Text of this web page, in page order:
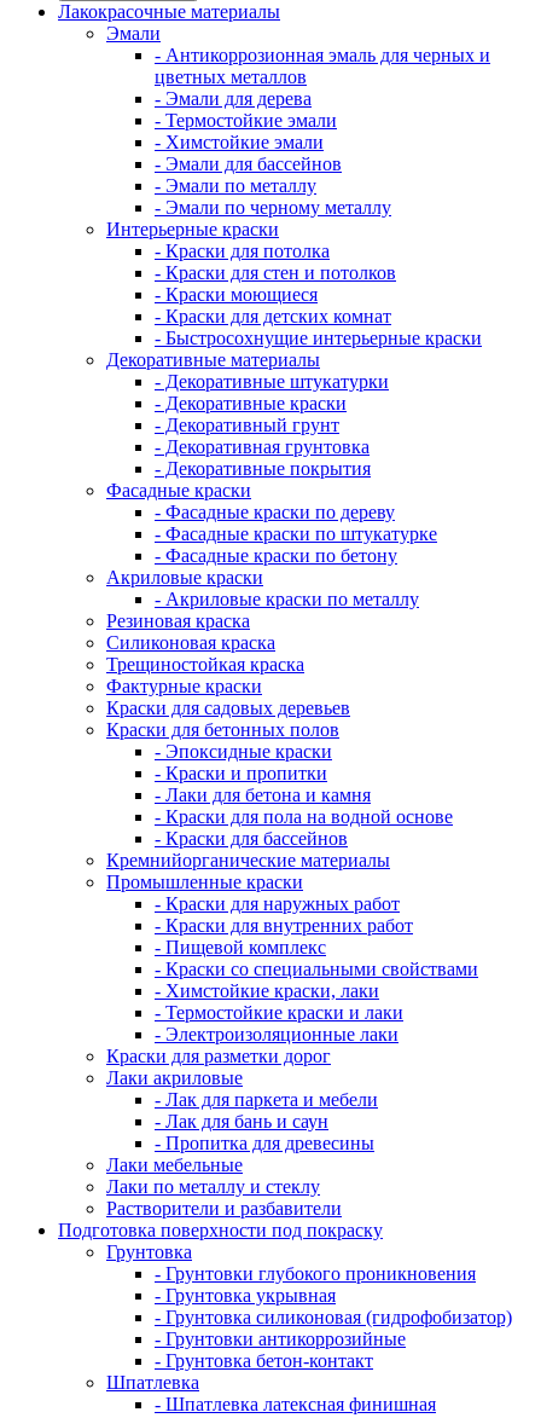
Лакокрасочные материалы
Эмали
- Антикоррозионная эмаль для черных и
цветных металлов
- Эмали для дерева
- Термостойкие эмали
- Химстойкие эмали
- Эмали для бассейнов
- Эмали по металлу
- Эмали по черному металлу
Интерьерные краски
- Краски для потолка
- Краски для стен и потолков
- Краски моющиеся
- Краски для детских комнат
- Быстросохнущие интерьерные краски
Декоративные материалы
- Декоративные штукатурки
- Декоративные краски
- Декоративный грунт
- Декоративная грунтовка
- Декоративные покрытия
Фасадные краски
- Фасадные краски по дереву
- Фасадные краски по штукатурке
- Фасадные краски по бетону
Акриловые краски
- Акриловые краски по металлу
Резиновая краска
Силиконовая краска
Трещиностойкая краска
Фактурные краски
Краски для садовых деревьев
Краски для бетонных полов
- Эпоксидные краски
- Краски и пропитки
- Лаки для бетона и камня
- Краски для пола на водной основе
- Краски для бассейнов
Кремнийорганические материалы
Промышленные краски
- Краски для наружных работ
- Краски для внутренних работ
- Пищевой комплекс
- Краски со специальными свойствами
- Химстойкие краски, лаки
- Термостойкие краски и лаки
- Электроизоляционные лаки
Краски для разметки дорог
Лаки акриловые
- Лак для паркета и мебели
- Лак для бань и саун
- Пропитка для древесины
Лаки мебельные
Лаки по металлу и стеклу
Растворители и разбавители
Подготовка поверхности под покраску
Грунтовка
- Грунтовки глубокого проникновения
- Грунтовка укрывная
- Грунтовка силиконовая (гидрофобизатор)
- Грунтовки антикоррозийные
- Грунтовка бетон-контакт
Шпатлевка
- Шпатлевка латексная финишная